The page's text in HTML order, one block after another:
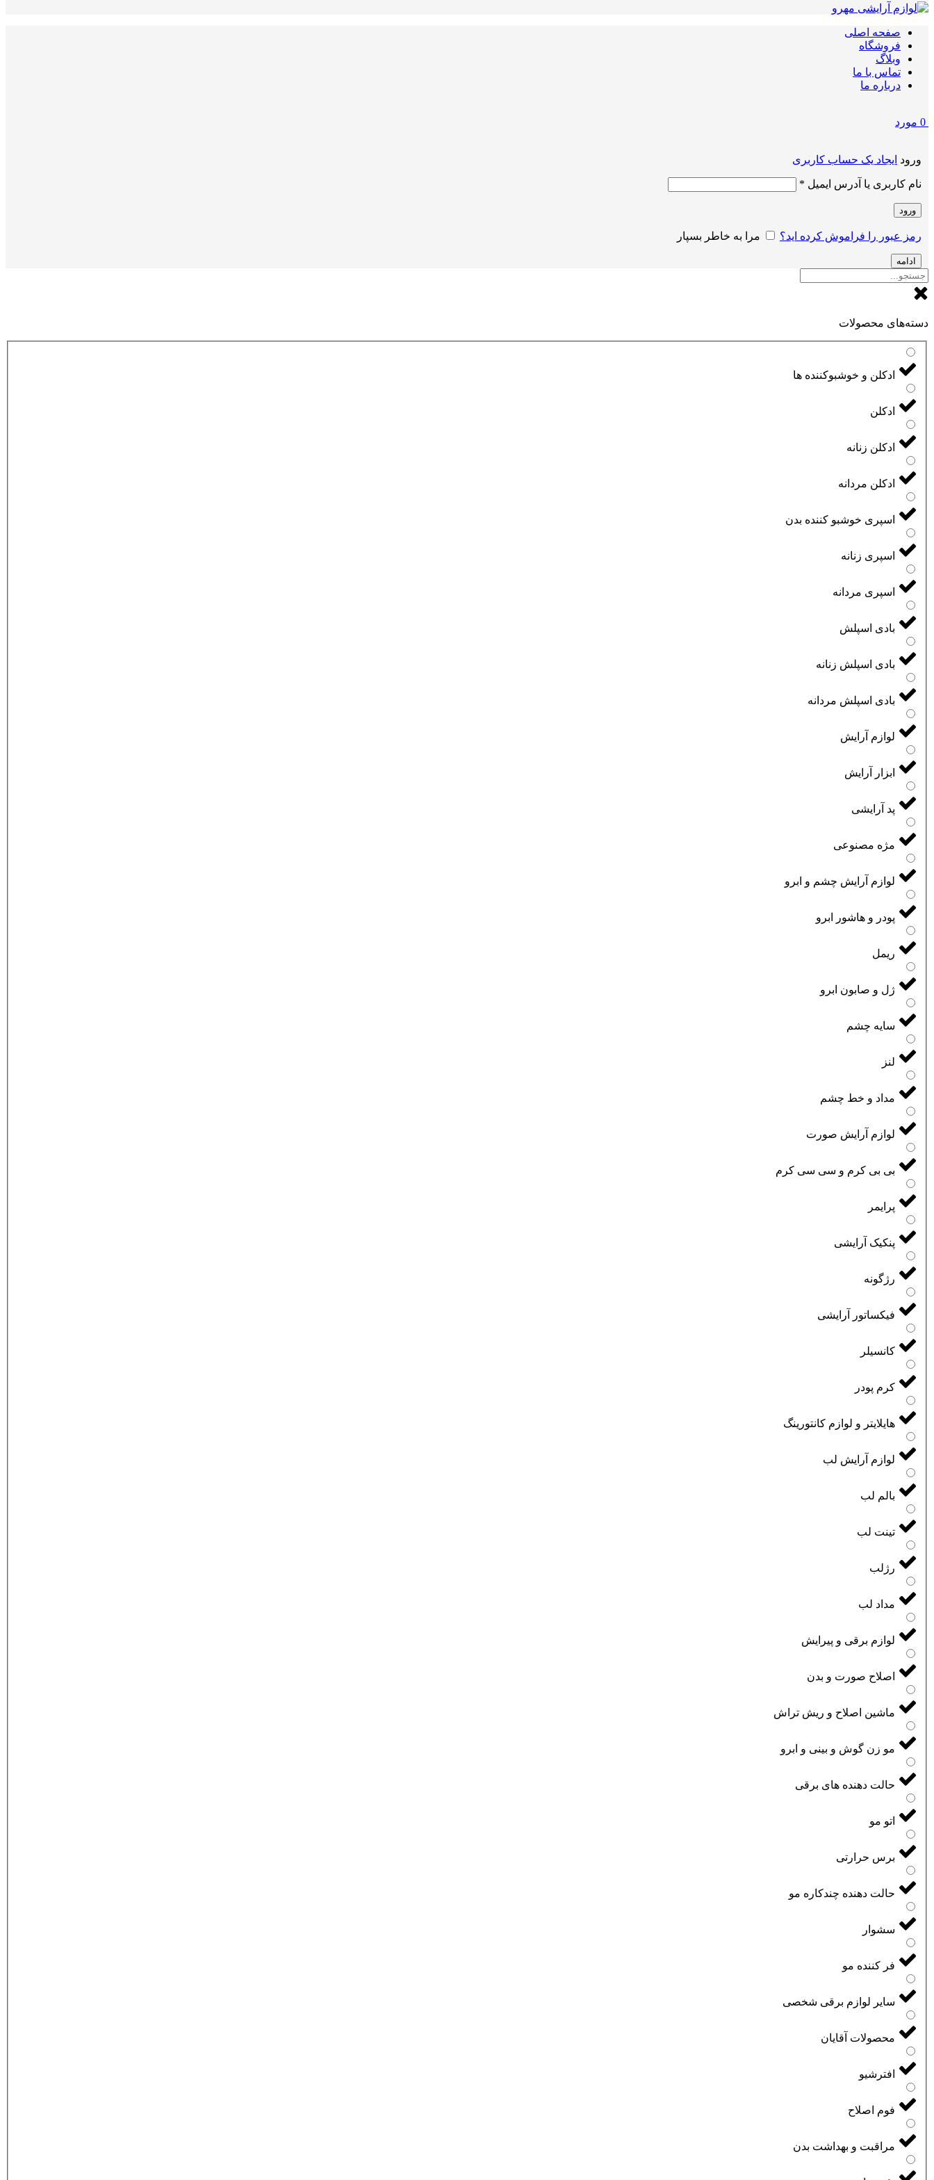
صفحه اصلی
فروشگاه
وبلاگ
تماس با ما
درباره ما
0 مورد
ورود ایجاد یک حساب کاربری
نام کاربری یا آدرس ایمیل *
ورود
رمز عبور را فراموش کرده اید؟ مرا به خاطر بسپار
ادامه
دسته‌های محصولات
ادکلن و خوشبوکننده ها
ادکلن
ادکلن زنانه
ادکلن مردانه
اسپری خوشبو کننده بدن
اسپری زنانه
اسپری مردانه
بادی اسپلش
بادی اسپلش زنانه
بادی اسپلش مردانه
لوازم آرایش
ابزار آرایش
پد آرایشی
مژه مصنوعی
لوازم آرایش چشم و ابرو
پودر و هاشور ابرو
ریمل
ژل و صابون ابرو
سایه چشم
لنز
مداد و خط چشم
لوازم آرایش صورت
بی بی کرم و سی سی کرم
پرایمر
پنکیک آرایشی
رژگونه
فیکساتور آرایشی
کانسیلر
کرم پودر
هایلایتر و لوازم کانتورینگ
لوازم آرایش لب
بالم لب
تینت لب
رژلب
مداد لب
لوازم برقی و پیرایش
اصلاح صورت و بدن
ماشین اصلاح و ریش تراش
مو زن گوش و بینی و ابرو
حالت دهنده های برقی
اتو مو
برس حرارتی
حالت دهنده چندکاره مو
سشوار
فر کننده مو
سایر لوازم برقی شخصی
محصولات آقایان
افترشیو
فوم اصلاح
مراقبت و بهداشت بدن